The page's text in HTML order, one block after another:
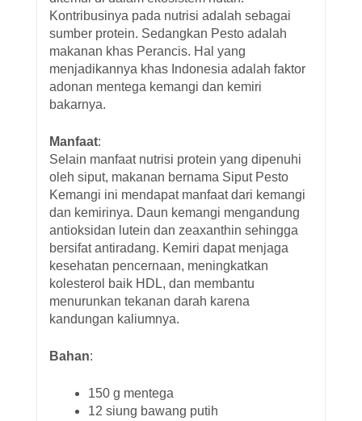
Kontribusinya pada nutrisi adalah sebagai
sumber protein. Sedangkan Pesto adalah
makanan khas Perancis. Hal yang
menjadikannya khas Indonesia adalah faktor
adonan mentega kemangi dan kemiri
bakarnya.
Manfaat:
Selain manfaat nutrisi protein yang dipenuhi
oleh siput, makanan bernama Siput Pesto
Kemangi ini mendapat manfaat dari kemangi
dan kemirinya. Daun kemangi mengandung
antioksidan lutein dan zeaxanthin sehingga
bersifat antiradang. Kemiri dapat menjaga
kesehatan pencernaan, meningkatkan
kolesterol baik HDL, dan membantu
menurunkan tekanan darah karena
kandungan kaliumnya.
Bahan:
150 g mentega
12 siung bawang putih